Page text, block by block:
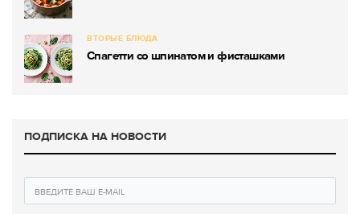
ВТОРЫЕ БЛЮДА
Спагетти со шпинатом и фисташками
ПОДПИСКА НА НОВОСТИ